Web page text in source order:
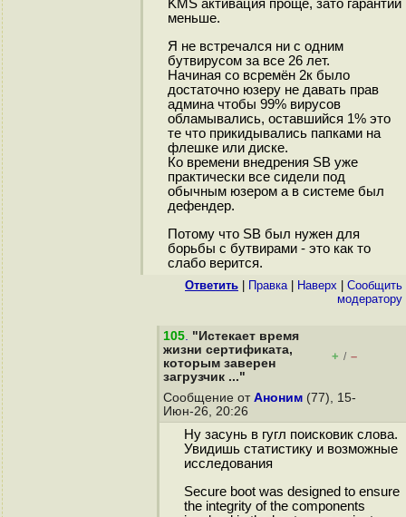
KMS активация проще, зато гарантий
меньше.
Я не встречался ни с одним
бутвирусом за все 26 лет.
Начиная со всремён 2к было
достаточно юзеру не давать прав
админа чтобы 99% вирусов
обламывались, оставшийся 1% это
те что прикидывались папками на
флешке или диске.
Ко времени внедрения SB уже
практически все сидели под
обычным юзером а в системе был
дефендер.
Потому что SB был нужен для
борьбы с бутвирами - это как то
слабо верится.
Ответить Правка| Наверх
Cообщить
модератору
105. "Истекает время
жизни сертификата,
которым заверен
загрузчик ..."
+ / –
Сообщение от Аноним (77), 15-
Июн-26, 20:26
Ну засунь в гугл поисковик слова.
Увидишь статистику и возможные
исследования
Secure boot was designed to ensure
the integrity of the components